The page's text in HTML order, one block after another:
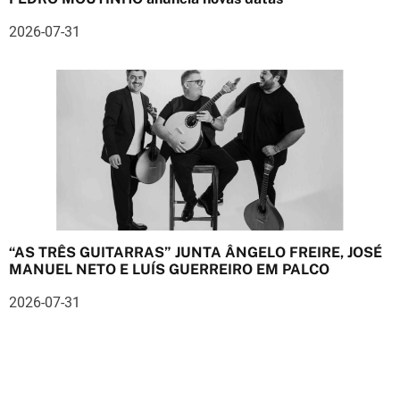
2026-07-31
“AS TRÊS GUITARRAS” JUNTA ÂNGELO FREIRE, JOSÉ
MANUEL NETO E LUÍS GUERREIRO EM PALCO
2026-07-31